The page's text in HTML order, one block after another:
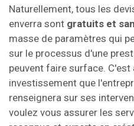
Naturellement, tous les
enverra sont gratuits et
masse de paramètres qui
sur le processus d'une
peuvent faire surface. C'est
investissement que
renseignera sur ses
voulez vous assurer les